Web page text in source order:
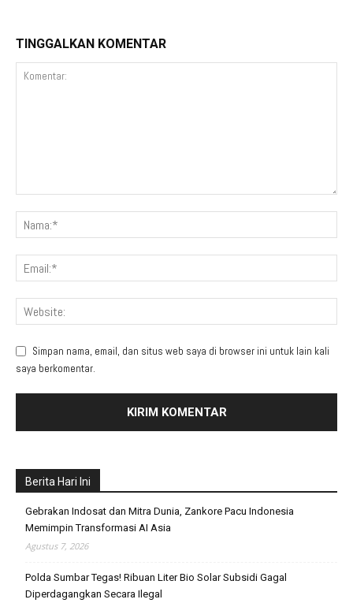
TINGGALKAN KOMENTAR
Simpan nama, email, dan situs web saya di browser ini untuk lain kali
saya berkomentar.
Berita Hari Ini
Gebrakan Indosat dan Mitra Dunia, Zankore Pacu Indonesia
Memimpin Transformasi AI Asia
Agustus 7, 2026
Polda Sumbar Tegas! Ribuan Liter Bio Solar Subsidi Gagal
Diperdagangkan Secara Ilegal